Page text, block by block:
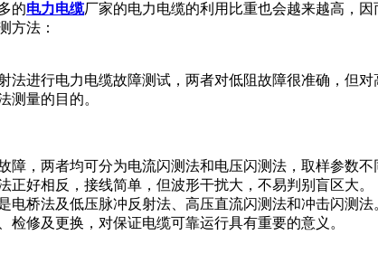
的电力电缆厂家的电力电缆的利用比重也会越来越高，
方法：
法进行电力电缆故障测试，两者对低阻故障很准确，但
测量的目的。
障，两者均可分为电流闪测法和电压闪测法，取样参数
好相反，接线简单，但波形干扰大，不易判别盲区大。
电桥法及低压脉冲反射法、高压直流闪测法和冲击闪测
修及更换，对保证电缆可靠运行具有重要的意义。